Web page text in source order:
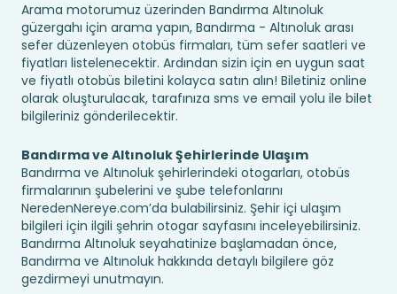
Arama motorumuz üzerinden Bandırma Altınoluk
güzergahı için arama yapın, Bandırma - Altınoluk arası
sefer düzenleyen otobüs firmaları, tüm sefer saatleri ve
fiyatları listelenecektir. Ardından sizin için en uygun saat
ve fiyatlı otobüs biletini kolayca satın alın! Biletiniz online
olarak oluşturulacak, tarafınıza sms ve email yolu ile bilet
bilgileriniz gönderilecektir.
Bandırma ve Altınoluk Şehirlerinde Ulaşım
Bandırma ve Altınoluk şehirlerindeki otogarları, otobüs
firmalarının şubelerini ve şube telefonlarını
NeredenNereye.com’da bulabilirsiniz. Şehir içi ulaşım
bilgileri için ilgili şehrin otogar sayfasını inceleyebilirsiniz.
Bandırma Altınoluk seyahatinize başlamadan önce,
Bandırma ve Altınoluk hakkında detaylı bilgilere göz
gezdirmeyi unutmayın.